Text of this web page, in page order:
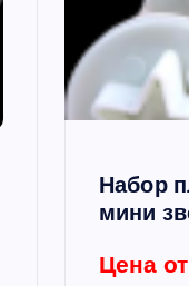
Силиконовая
круглая, 22 х 6
Набор
мини
Цена